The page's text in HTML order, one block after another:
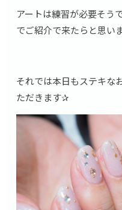
アートは練習が必要そう
でご紹介で来たらと思い
それでは本日もステキな
ただきます✰